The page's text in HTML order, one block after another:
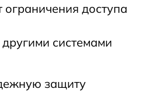
доступа
системами
защиту